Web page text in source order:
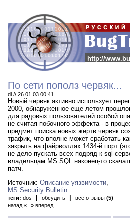
http://
По сети пополз червяк...
dl // 26.01.03 00:41
Новый червяк активно использует
2000, обнаруженное еще летом
для рядовых пользователей особой
не считая побочного эффекта - в
предмет поиска новых жертв червяк
трафик, что вполне может сработать
закрыть на файрволлах 1434-й порт
не дело пускать всех подряд к sql-
владельцам MS SQL наконец-то
патч.
Источник: Описание уязвимости,
MS Security Bulletin
теги: dos обсудить все отзывы (5)
назад «
» вперед